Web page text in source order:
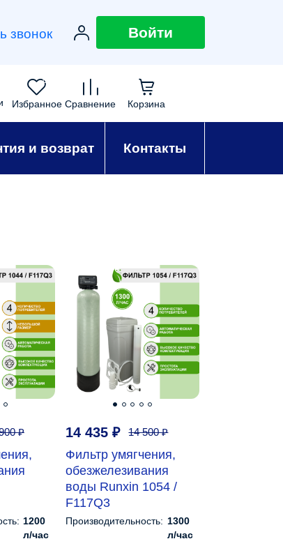
звонок Войти
0
Избранное Сравнение
0
Корзина
и возврат Контакты
₽
1200
л/час
14 435₽ 14 500₽
Фильтр умягчения,
обезжелезивания
воды Runxin 1054 /
F117Q3
Производительность: 1300
л/час